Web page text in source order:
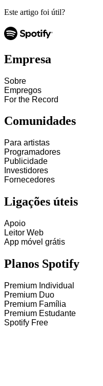
Este artigo foi útil?
Empresa
Sobre
Empregos
For the Record
Comunidades
Para artistas
Programadores
Publicidade
Investidores
Fornecedores
Ligações úteis
Apoio
Leitor Web
App móvel grátis
Planos Spotify
Premium Individual
Premium Duo
Premium Família
Premium Estudante
Spotify Free